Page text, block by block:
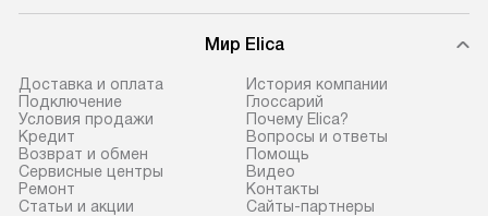
доставки доставит упакованный
прибор до двери или прихожей.
Если необходимо переместить
прибор до места установки,
пожалуйста, предварительно
уточните это с менеджером.
За данную услугу взимается
к воде, крана и
Мир Elica
Доставка и оплата
Подключение
Условия продажи
Кредит
Возврат и обмен
Сервисные центры
Ремонт
Статьи и акции
История компании
Глоссарий
Почему Elica?
Вопросы и ответы
Помощь
Видео
Контакты
Сайты-партнеры